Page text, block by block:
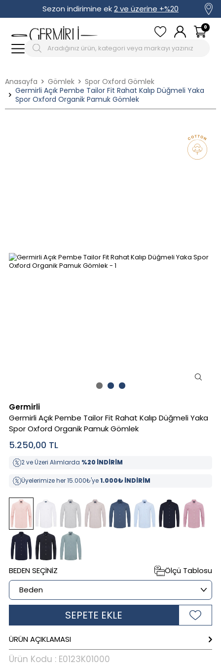
Sezon indirimine ek2 ve üzerine +%20
0
Anasayfa Gömlek
Spor Oxford Gömlek
Germirli Açık Pembe Tailor Fit Rahat Kalıp Düğmeli Yaka
Spor Oxford Organik Pamuk Gömlek
Germirli
Germirli Açık Pembe Tailor Fit Rahat Kalıp Düğmeli Yaka
Spor Oxford Organik Pamuk Gömlek
5.250,00 TL
2 ve Üzeri Alımlarda %20 İNDİRİM
Üyelerimize her 15.000₺'ye1.000₺ İNDİRİM
BEDEN SEÇINIZ Ölçü Tablosu
SEPETE EKLE
ÜRÜN AÇIKLAMASI
Ürün Kodu : E0123K01000